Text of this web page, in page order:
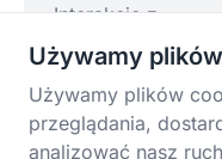
Interakcje z
Używamy
Używamy plików
przeglądania,
analizować nasz